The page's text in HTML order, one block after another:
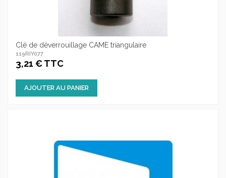
Clé de déverrouillage CAME triangulaire
119RIY077
3,21 € TTC
AJOUTER AU PANIER